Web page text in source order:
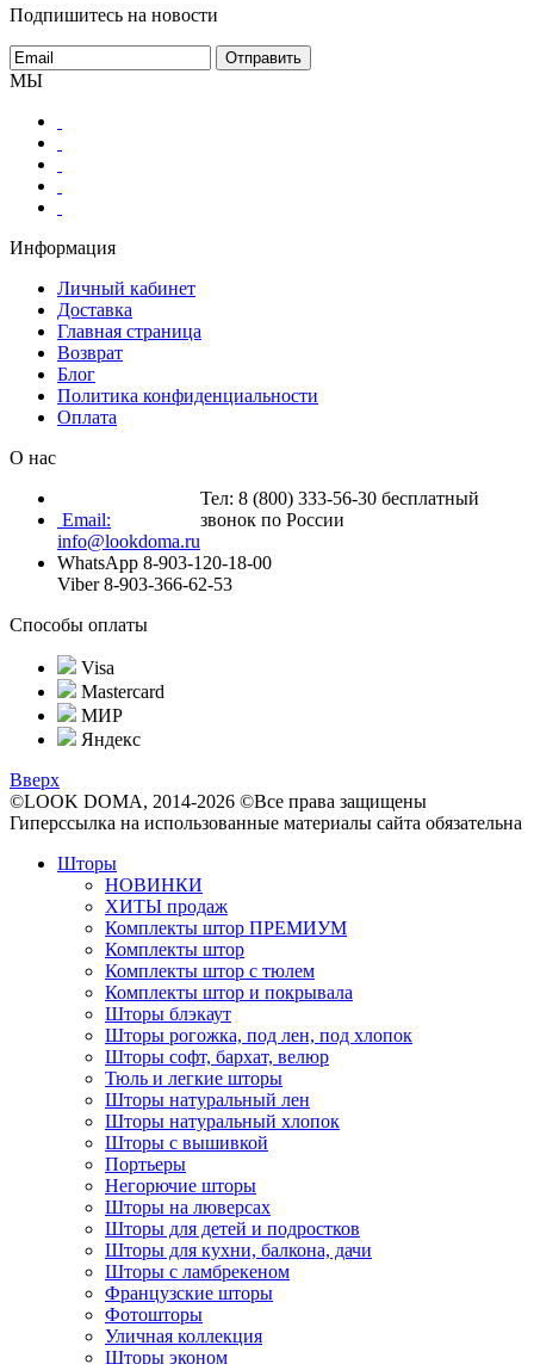
Подпишитесь на новости
МЫ
Информация
Личный кабинет
Доставка
Главная страница
Возврат
Блог
Политика конфиденциальности
Оплата
О нас
Тел: 8 (800) 333-56-30 бесплатный
звонок по России
Email:
info@lookdoma.ru
WhatsApp 8-903-120-18-00
Viber 8-903-366-62-53
Способы оплаты
Visa
Mastercard
МИР
Яндекс
Вверх
©LOOK DOMA, 2014-2026 ©Все права защищены
Гиперссылка на использованные материалы сайта обязательна
Шторы
НОВИНКИ
ХИТЫ продаж
Комплекты штор ПРЕМИУМ
Комплекты штор
Комплекты штор с тюлем
Комплекты штор и покрывала
Шторы блэкаут
Шторы рогожка, под лен, под хлопок
Шторы софт, бархат, велюр
Тюль и легкие шторы
Шторы натуральный лен
Шторы натуральный хлопок
Шторы с вышивкой
Портьеры
Негорючие шторы
Шторы на люверсах
Шторы для детей и подростков
Шторы для кухни, балкона, дачи
Шторы с ламбрекеном
Французские шторы
Фотошторы
Уличная коллекция
Шторы эконом